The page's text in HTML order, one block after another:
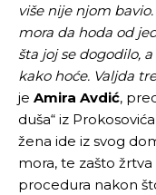
više nije njom
mora da hoda od
šta joj se dogodilo,
kako hoće. Valjda
je Amira Avdić,
duša“ iz
žena ide iz svog
mora, te zašto
procedura nakon